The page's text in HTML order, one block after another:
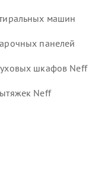
машин
панелей
шкафов Neff
Neff